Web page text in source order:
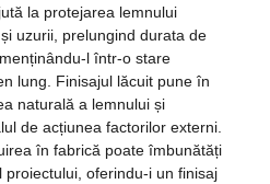
la protejarea lemnului
uzurii, prelungind durata de
l într-o stare
lung. Finisajul lăcuit pune în
naturală a lemnului și
de acțiunea factorilor externi.
în fabrică poate îmbunătăți
proiectului, oferindu-i un finisaj